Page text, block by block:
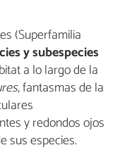
(Superfamilia
y subespecies
a lo largo de la
, fantasmas de la
y redondos ojos
sus especies.